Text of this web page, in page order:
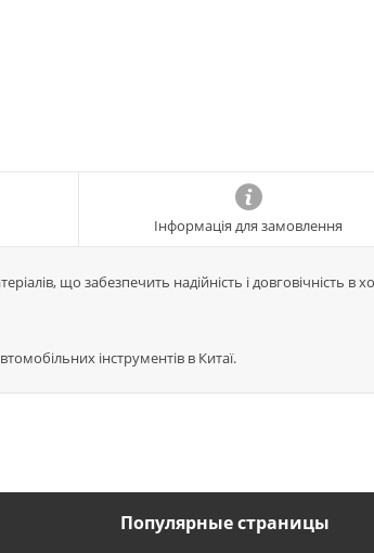
Інформація для замовлення
що забезпечить надійність і довговічність в
інструментів в Китаї.
Популярные страницы